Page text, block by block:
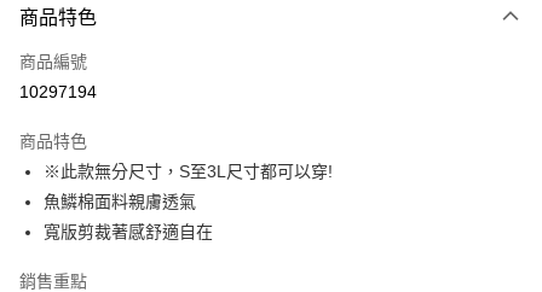
付款後全家取貨
萊爾富取貨付款
付款後萊爾富取貨
每筆NT$60，滿NT$1,000(含以上)免運費
7-11取貨付款
每筆NT$60，滿NT$1,000(含以上)免運費
商品特色
商品編號
10297194
商品特色
※此款無分尺寸，S至3L尺寸都可以穿!
魚鱗棉面料親膚透氣
寬版剪裁著感舒適自在
銷售重點